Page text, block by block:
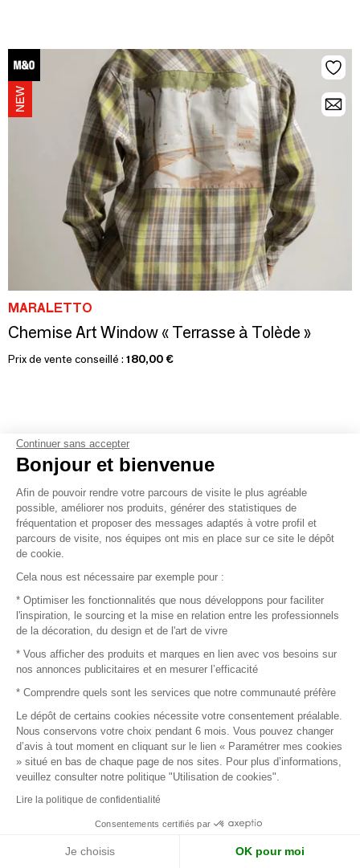
MARALETTO
Chemise Art Window « Terrasse à Tolède »
Prix de vente conseillé : 180,00 €
1 2 3 4 5 6 7
Page suivante
Connectez-vous pour contacter
les marques
Afin de profiter au mieux de l'expérience MOM et de rentrer
en relation avec vos marques préférées, créez-vous un
compte.
Découvrir
Les produits de milliers de fournisseurs à
explorer
Continuer sans accepter
Bonjour et bienvenue
Afin de pouvoir rendre votre parcours de visite le plus agréable
possible, améliorer nos produits, générer des statistiques de
fréquentation et proposer des messages adaptés à votre profil et
parcours de visite, nos équipes ont mis en place sur ce site le dépôt
de cookie.
Cela nous est nécessaire par exemple pour :
* Optimiser les fonctionnalités que nous développons pour faciliter
l'inspiration, le sourcing et la mise en relation entre les professionnels
de la décoration, du design et de l'art de vivre
* Vous afficher des produits et marques en lien avec vos besoins sur
nos annonces publicitaires et en mesurer l’efficacité
* Comprendre quels sont les services que notre communauté préfère
Le dépôt de certains cookies nécessite votre consentement préalable.
Nous conservons votre choix pendant 6 mois. Vous pouvez changer
d’avis à tout moment en cliquant sur le lien « Paramétrer mes cookies
» situé en bas de chaque page de nos sites. Pour plus d’informations,
veuillez consulter notre politique "Utilisation de cookies".
Lire la politique de confidentialité
Consentements certifiés par
Je choisis OK pour moi